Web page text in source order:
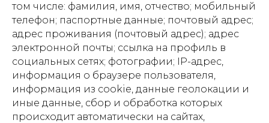
том числе: фамилия, имя, отчество; мобильный
телефон; паспортные данные; почтовый адрес;
адрес проживания (почтовый адрес); адрес
электронной почты; ссылка на профиль в
социальных сетях; фотографии; IP-адрес,
информация о браузере пользователя,
информация из cookie, данные геолокации и
иные данные, сбор и обработка которых
происходит автоматически на сайтах,